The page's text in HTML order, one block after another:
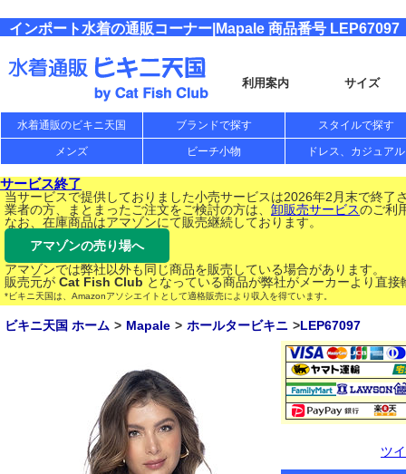
インポート水着の通販コーナー|Mapale 商品番号 LEP67097
利用案内 サイズ
水着通販のビキニ天国 ブランドで探す スタイルで探す
メンズ ビーチ小物 ドレス、カジュアル
サービス終了
当サービスで提供しておりました小売サービスは2026年2月末で終了
業者の方、まとまったご注文をご検討の方は、 卸販売サービスのご利
なお、在庫商品はアマゾンにて販売継続しております。
アマゾンの売り場へ
アマゾンでは弊社以外も同じ商品を販売している場合があります。
販売元が Cat Fish Club となっている商品が弊社がメーカーより直
*ビキニ天国は、Amazonアソシエイトとして適格販売により収入を得ています。
ビキニ天国 ホーム Mapale ホールタービキニ LEP67097
ツ